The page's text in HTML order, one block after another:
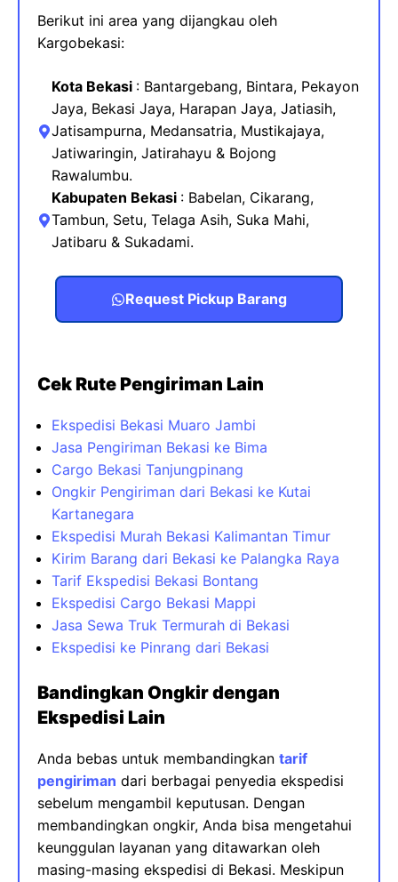
Berikut ini area yang dijangkau oleh
Kargobekasi:
Kota Bekasi : Bantargebang, Bintara, Pekayon
Jaya, Bekasi Jaya, Harapan Jaya, Jatiasih,
Jatisampurna, Medansatria, Mustikajaya,
Jatiwaringin, Jatirahayu & Bojong
Rawalumbu.
Kabupaten Bekasi : Babelan, Cikarang,
Tambun, Setu, Telaga Asih, Suka Mahi,
Jatibaru & Sukadami.
Request Pickup Barang
Cek Rute Pengiriman Lain
Ekspedisi Bekasi Muaro Jambi
Jasa Pengiriman Bekasi ke Bima
Cargo Bekasi Tanjungpinang
Ongkir Pengiriman dari Bekasi ke Kutai
Kartanegara
Ekspedisi Murah Bekasi Kalimantan Timur
Kirim Barang dari Bekasi ke Palangka Raya
Tarif Ekspedisi Bekasi Bontang
Ekspedisi Cargo Bekasi Mappi
Jasa Sewa Truk Termurah di Bekasi
Ekspedisi ke Pinrang dari Bekasi
Bandingkan Ongkir dengan
Ekspedisi Lain
Anda bebas untuk membandingkan tarif
pengiriman dari berbagai penyedia ekspedisi
sebelum mengambil keputusan. Dengan
membandingkan ongkir, Anda bisa mengetahui
keunggulan layanan yang ditawarkan oleh
masing-masing ekspedisi di Bekasi. Meskipun